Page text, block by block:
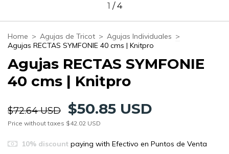
1 /4
Home > Agujas de Tricot > Agujas Individuales >
Agujas RECTAS SYMFONIE 40 cms | Knitpro
Agujas RECTAS SYMFONIE
40 cms | Knitpro
$72.64 USD $50.85 USD
Price without taxes $42.02 USD
10% discountpaying with Efectivo en Puntos de Venta